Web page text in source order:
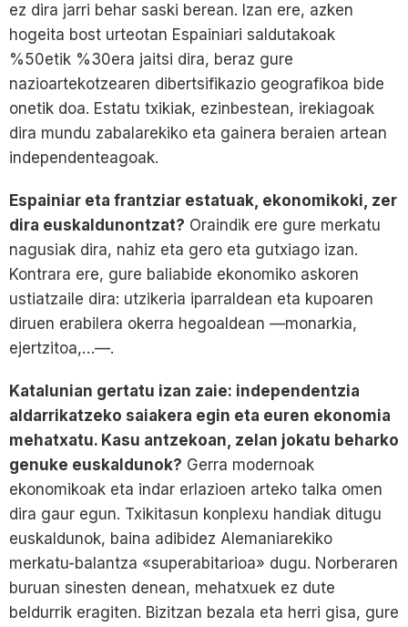
ez dira jarri behar saski berean. Izan ere, azken
hogeita bost urteotan Espainiari saldutakoak
%50etik %30era jaitsi dira, beraz gure
nazioartekotzearen dibertsifikazio geografikoa bide
onetik doa. Estatu txikiak, ezinbestean, irekiagoak
dira mundu zabalarekiko eta gainera beraien artean
independenteagoak.
Espainiar eta frantziar estatuak, ekonomikoki, zer
dira euskaldunontzat? Oraindik ere gure merkatu
nagusiak dira, nahiz eta gero eta gutxiago izan.
Kontrara ere, gure baliabide ekonomiko askoren
ustiatzaile dira: utzikeria iparraldean eta kupoaren
diruen erabilera okerra hegoaldean —monarkia,
ejertzitoa,…—.
Katalunian gertatu izan zaie: independentzia
aldarrikatzeko saiakera egin eta euren ekonomia
mehatxatu. Kasu antzekoan, zelan jokatu beharko
genuke euskaldunok? Gerra modernoak
ekonomikoak eta indar erlazioen arteko talka omen
dira gaur egun. Txikitasun konplexu handiak ditugu
euskaldunok, baina adibidez Alemaniarekiko
merkatu-balantza «superabitarioa» dugu. Norberaren
buruan sinesten denean, mehatxuek ez dute
beldurrik eragiten. Bizitzan bezala eta herri gisa, gure